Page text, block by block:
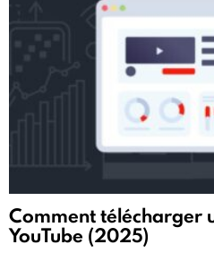
Comment télécharger
YouTube (2025)